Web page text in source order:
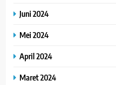
Juni 2024
Mei 2024
April 2024
Maret 2024